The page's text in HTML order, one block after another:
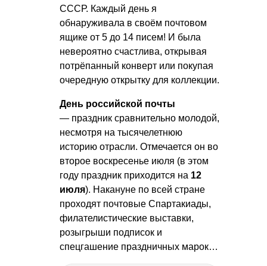
СССР. Каждый день я
обнаруживала в своём почтовом
ящике от 5 до 14 писем! И была
невероятно счастлива, открывая
потрёпанный конверт или покупая
очередную открытку для коллекции.
День российской почты
— праздник сравнительно молодой,
несмотря на тысячелетнюю
историю отрасли. Отмечается он во
второе воскресенье июля (в этом
году праздник приходится на 12
июля). Накануне по всей стране
проходят почтовые Спартакиады,
филателистические выставки,
розыгрыши подписок и
спецгашение праздничных марок…